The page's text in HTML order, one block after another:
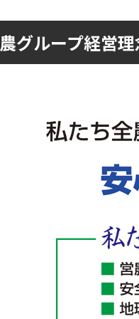
グループ経営